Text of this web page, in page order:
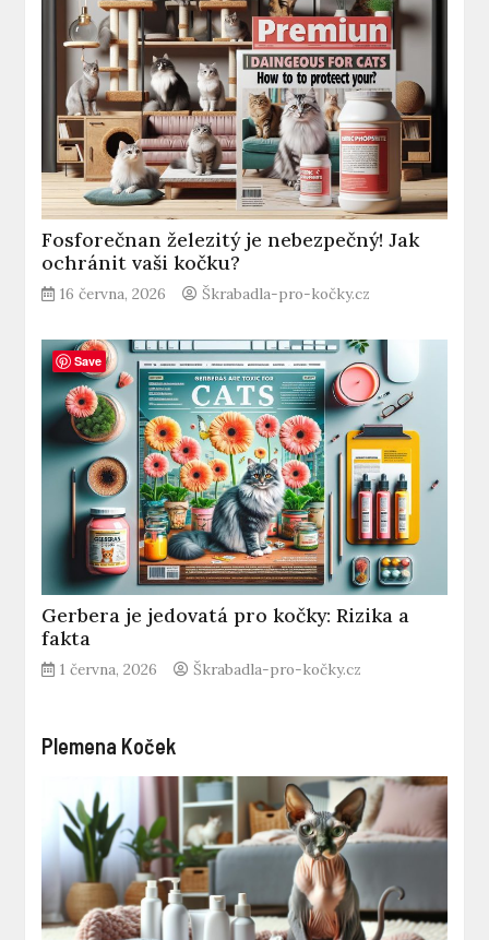
Fosforečnan železitý je nebezpečný! Jak
ochránit vaši kočku?
16 června, 2026 Škrabadla-pro-kočky.cz
Gerbera je jedovatá pro kočky: Rizika a
fakta
1 června, 2026 Škrabadla-pro-kočky.cz
Plemena Koček
Save